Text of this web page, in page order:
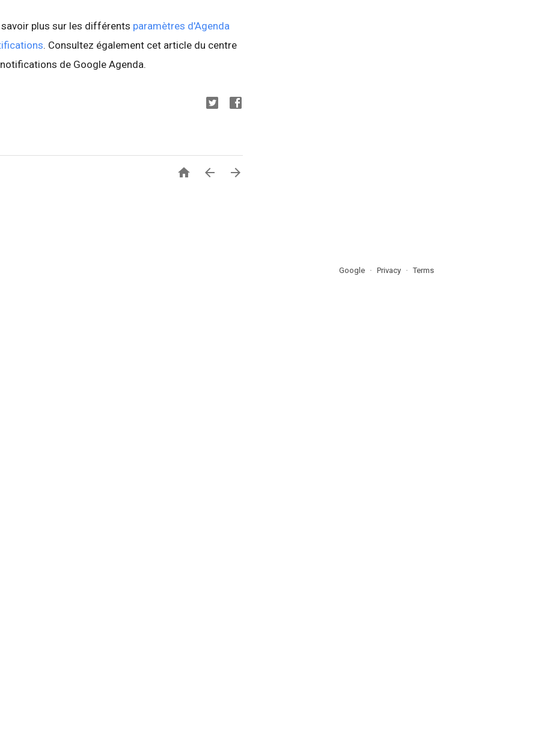
plus sur les différents paramètres d'Agenda
. Consultez également cet article du centre
de Google Agenda.
  
Google Privacy Terms